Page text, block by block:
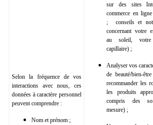
Selon la fréquence de vos
interactions avec nous, ces
données à caractère personnel
peuvent comprendre :
Nom et prénom ;
sur des sites
commerce en
; conseils et
concernant votre
au soleil, votre
capillaire) ;
Analyser vos
de beauté/bien-
recommander les
les produits
compris des
mesure) ;